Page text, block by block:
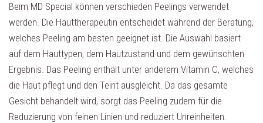
Beim MD Special können verschieden Peelings verwendet
werden. Die Hauttherapeutin entscheidet während der Beratung,
welches Peeling am besten geeignet ist. Die Auswahl basiert
auf dem Hauttypen, dem Hautzustand und dem gewünschten
Ergebnis. Das Peeling enthält unter anderem Vitamin C, welches
die Haut pflegt und den Teint ausgleicht. Da das gesamte
Gesicht behandelt wird, sorgt das Peeling zudem für die
Reduzierung von feinen Linien und reduziert Unreinheiten.